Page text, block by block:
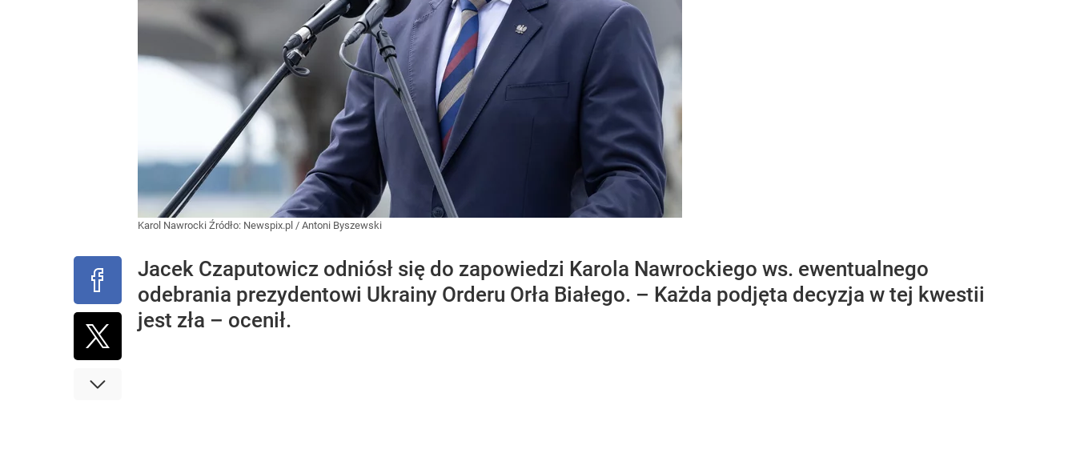
Karol Nawrocki Źródło: Newspix.pl / Antoni Byszewski
Jacek Czaputowicz odniósł się do zapowiedzi Karola Nawrockiego ws. ewentualnego
odebrania prezydentowi Ukrainy Orderu Orła Białego. – Każda podjęta decyzja w tej kwestii
jest zła – ocenił.